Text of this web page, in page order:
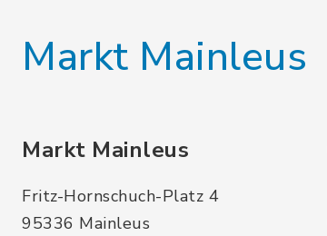
Markt Mainleus
Markt Mainleus
Fritz-Hornschuch-Platz 4
95336 Mainleus